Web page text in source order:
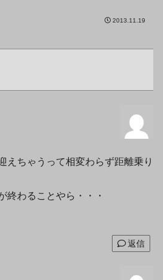
2013.11.19
えちゃうって相変わらず距離乗り
終わることやら・・・
返信